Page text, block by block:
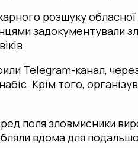
розшуку обласної
задокументували
Telegram-канал,
Крім того,
поля зловмисники
вдома для